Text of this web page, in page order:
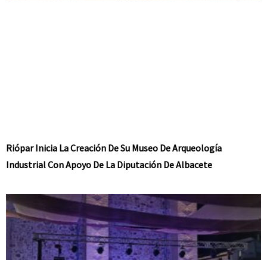
Riópar Inicia La Creación De Su Museo De Arqueología
Industrial Con Apoyo De La Diputación De Albacete